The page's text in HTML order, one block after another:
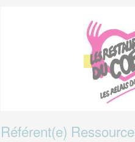
Référent(e)